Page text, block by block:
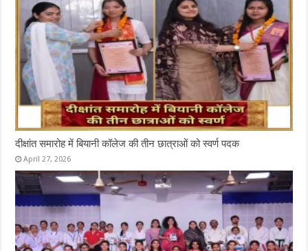
दीक्षांत समारोह में बियानी कॉलेज की तीन छात्राओं को स्वर्ण पदक
April 27, 2026